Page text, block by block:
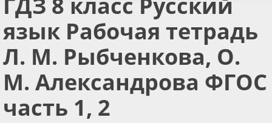
язык Рабочая тетрадь
Л. М. Рыбченкова, О.
М. Александрова ФГОС
часть 1, 2